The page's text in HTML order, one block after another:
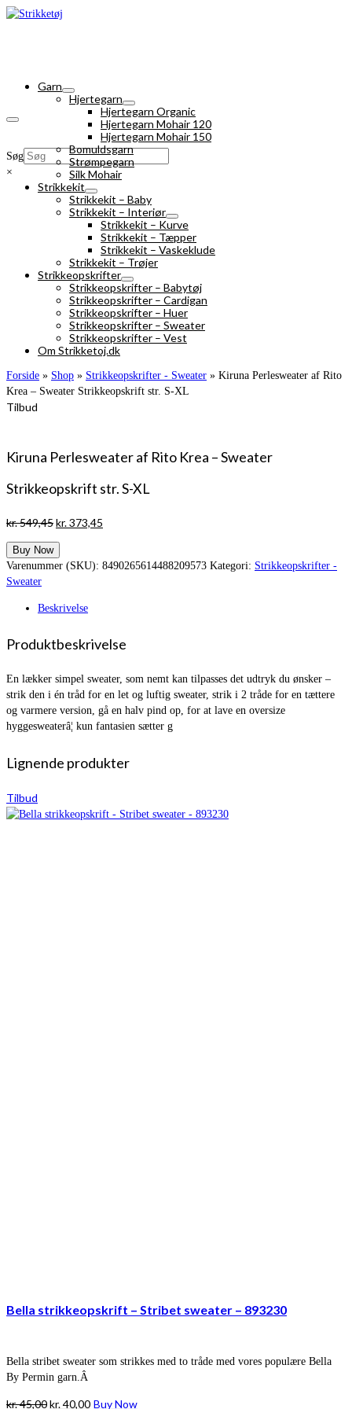
Søg
×
Garn
Hjertegarn
Hjertegarn Organic
Hjertegarn Mohair 120
Hjertegarn Mohair 150
Bomuldsgarn
Strømpegarn
Silk Mohair
Strikkekit
Strikkekit – Baby
Strikkekit – Interiør
Strikkekit – Kurve
Strikkekit – Tæpper
Strikkekit – Vaskeklude
Strikkekit – Trøjer
Strikkeopskrifter
Strikkeopskrifter – Babytøj
Strikkeopskrifter – Cardigan
Strikkeopskrifter – Huer
Strikkeopskrifter – Sweater
Strikkeopskrifter – Vest
Om Strikketoj.dk
Forside » Shop » Strikkeopskrifter - Sweater » Kiruna Perlesweater af Rito
Krea – Sweater Strikkeopskrift str. S-XL
Tilbud
Kiruna Perlesweater af Rito Krea – Sweater
Strikkeopskrift str. S-XL
kr.549,45Den
pris
var:
kr.373,45
er:
Buy Now
Varenummer (SKU): 8490265614488209573 Kategori: Strikkeopskrifter -
Sweater
Beskrivelse
Produktbeskrivelse
En lækker simpel sweater, som nemt kan tilpasses det udtryk du ønsker –
strik den i én tråd for en let og luftig sweater, strik i 2 tråde for en tættere
og varmere version, gå en halv pind op, for at lave en oversize
hyggesweaterâ¦ kun fantasien sætter g
Lignende produkter
Tilbud
Bella strikkeopskrift – Stribet sweater – 893230
Bella stribet sweater som strikkes med to tråde med vores populære Bella
By Permin garn.Â
kr.45,00Den
kr.40,00Den
Buy Now